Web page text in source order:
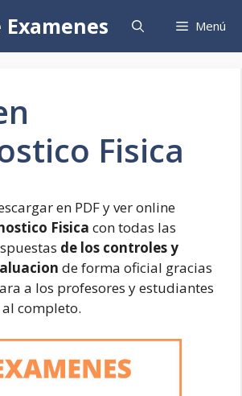
Menú
Fisica
en PDF y ver online
Fisica con todas las
de los controles y
de forma oficial gracias
a los profesores y estudiantes
completo.